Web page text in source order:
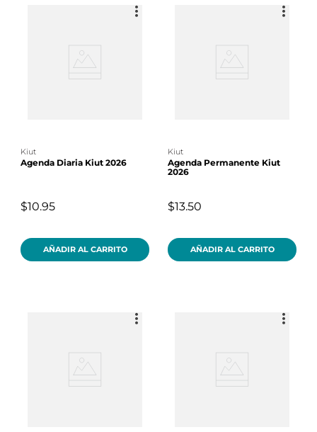
kiut
Agenda Diaria Kiut 2026
$10.95
AÑADIR AL CARRITO
kiut
Agenda Permanente Kiut
2026
$13.50
AÑADIR AL CARRITO